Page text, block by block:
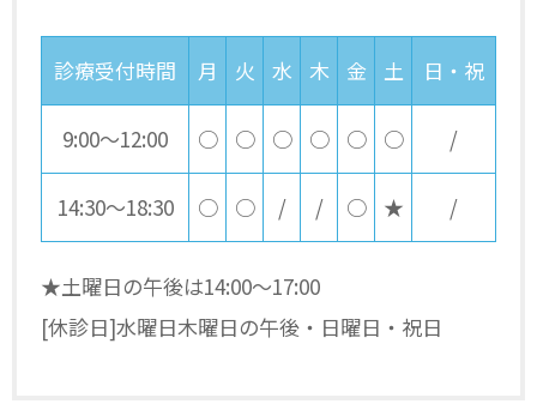
診療受付時間 月 火 水 木 金 土 日・祝
9:00～12:00 ○ ○ ○ ○ ○ ○ /
14:30～18:30 ○ ○ / / ○ ★ /
★土曜日の午後は14:00～17:00
[休診日]水曜日木曜日の午後・日曜日・祝日